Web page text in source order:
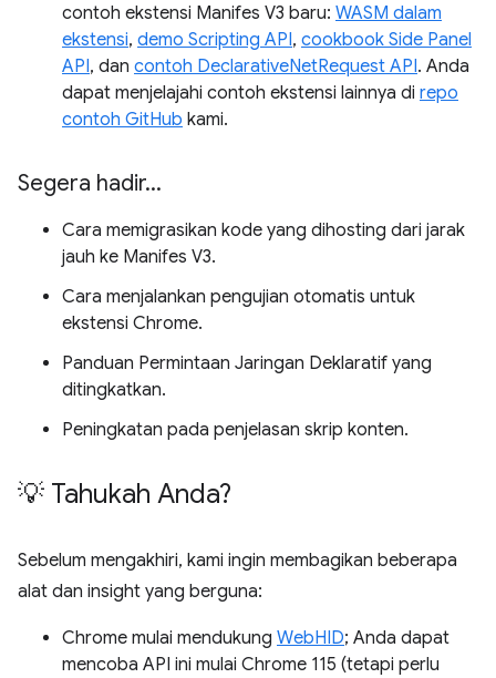
contoh ekstensi Manifes V3 baru: WASM dalam
ekstensi, demo Scripting API, cookbook Side Panel
API, dan contoh DeclarativeNetRequest API. Anda
dapat menjelajahi contoh ekstensi lainnya di repo
contoh GitHub kami.
Segera hadir...
Cara memigrasikan kode yang dihosting dari jarak
jauh ke Manifes V3.
Cara menjalankan pengujian otomatis untuk
ekstensi Chrome.
Panduan Permintaan Jaringan Deklaratif yang
ditingkatkan.
Peningkatan pada penjelasan skrip konten.
💡 Tahukah Anda?
Sebelum mengakhiri, kami ingin membagikan beberapa
alat dan insight yang berguna:
Chrome mulai mendukung WebHID; Anda dapat
mencoba API ini mulai Chrome 115 (tetapi perlu